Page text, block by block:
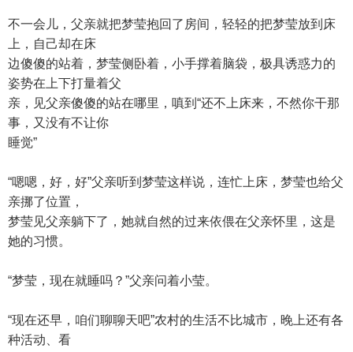
不一会儿，父亲就把梦莹抱回了房间，轻轻的把梦莹放到床
上，自己却在床
边傻傻的站着，梦莹侧卧着，小手撑着脑袋，极具诱惑力的
姿势在上下打量着父
亲，见父亲傻傻的站在哪里，嗔到“还不上床来，不然你干那
事，又没有不让你
睡觉”
“嗯嗯，好，好”父亲听到梦莹这样说，连忙上床，梦莹也给父
亲挪了位置，
梦莹见父亲躺下了，她就自然的过来依偎在父亲怀里，这是
她的习惯。
“梦莹，现在就睡吗？”父亲问着小莹。
“现在还早，咱们聊聊天吧”农村的生活不比城市，晚上还有各
种活动、看